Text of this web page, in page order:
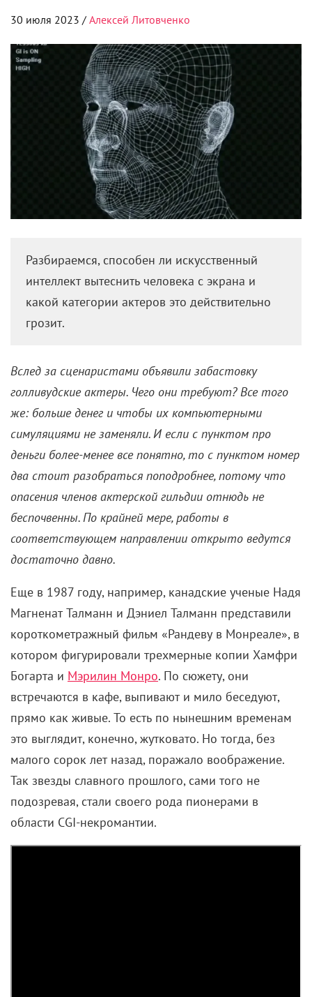
Виртуальные кинозвезды:
Фантастика или реальная
угроза?
30 июля 2023 / Алексей Литовченко
Разбираемся, способен ли искусственный
интеллект вытеснить человека с экрана и
какой категории актеров это действительно
Вслед за сценаристами объявили забастовку
голливудские актеры. Чего они требуют? Все того